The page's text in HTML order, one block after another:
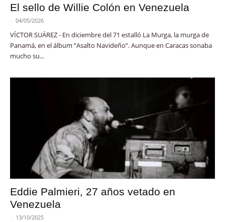
El sello de Willie Colón en Venezuela
- 04/05/2026
VÍCTOR SUÁREZ - En diciembre del 71 estalló La Murga, la murga de
Panamá, en el álbum “Asalto Navideño”. Aunque en Caracas sonaba
mucho su...
Eddie Palmieri, 27 años vetado en
Venezuela
- 13/10/2025